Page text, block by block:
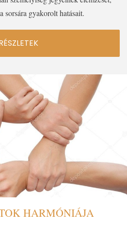
sorsára gyakorolt hatásait.
HARMÓNIÁJA